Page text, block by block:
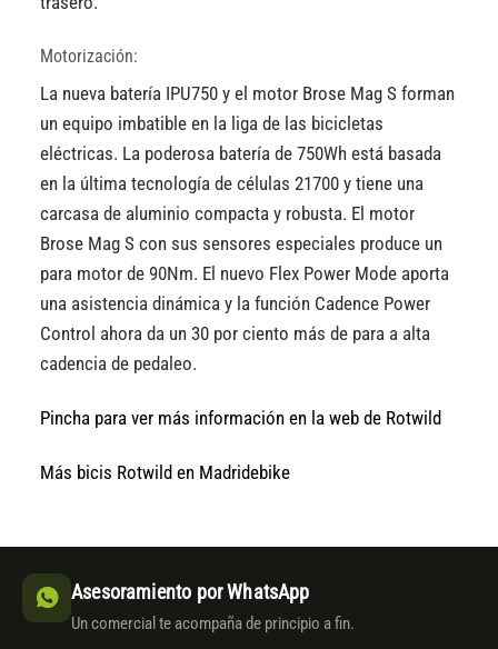
Motorización:
La nueva batería IPU750 y el motor Brose Mag S forman
un equipo imbatible en la liga de las bicicletas
eléctricas. La poderosa batería de 750Wh está basada
en la última tecnología de células 21700 y tiene una
carcasa de aluminio compacta y robusta. El motor
Brose Mag S con sus sensores especiales produce un
para motor de 90Nm. El nuevo Flex Power Mode aporta
una asistencia dinámica y la función Cadence Power
Control ahora da un 30 por ciento más de para a alta
cadencia de pedaleo.
Pincha para ver más información en la web de Rotwild
Más bicis Rotwild en Madridebike
Asesoramiento por WhatsApp
Un comercial te acompaña de principio a fin.